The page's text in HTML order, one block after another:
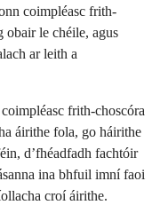
coimpléasc frith-
obair le chéile, agus
ar leith a
frith-choscóra
áirithe fola, go háirithe
d’fhéadfadh fachtóir
ina bhfuil imní faoi
croí áirithe.